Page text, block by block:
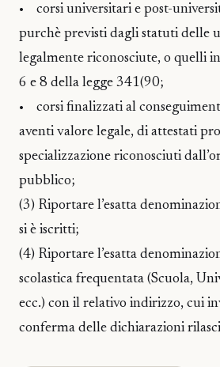
• corsi universitari e post-
purchè previsti dagli statuti delle
legalmente riconosciute, o quelli
6 e 8 della legge 341(90;
• corsi finalizzati al
aventi valore legale, di attestati
specializzazione riconosciuti
pubblico;
(3) Riportare l’esatta
si è iscritti;
(4) Riportare l’esatta
scolastica frequentata (Scuola,
ecc.) con il relativo indirizzo, cui
conferma delle dichiarazioni